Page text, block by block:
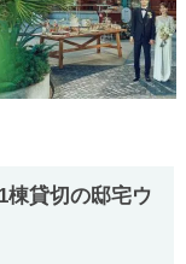
棟貸切の邸宅ウ